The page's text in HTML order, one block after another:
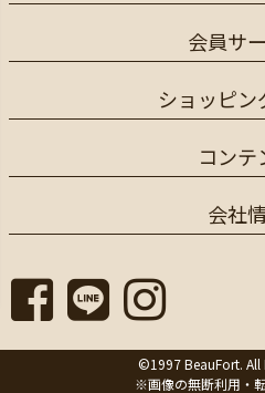
会員サ
ショッピン
コンテ
会社
©1997 BeauFort. All
※画像の無断利用・